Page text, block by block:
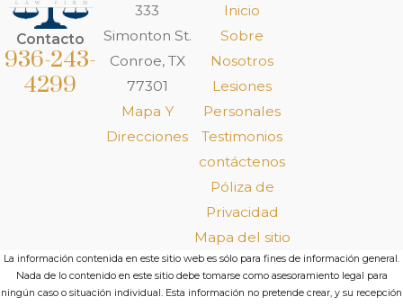
Contacto
936-243-
4299
333
Simonton St.
Conroe, TX
77301
Mapa Y
Direcciones
Inicio
Sobre
Nosotros
Lesiones
Personales
Testimonios
contáctenos
Póliza de
Privacidad
Mapa del sitio
La información contenida en este sitio web es sólo para fines de información general.
Nada de lo contenido en este sitio debe tomarse como asesoramiento legal para
ningún caso o situación individual. Esta información no pretende crear, y su recepción